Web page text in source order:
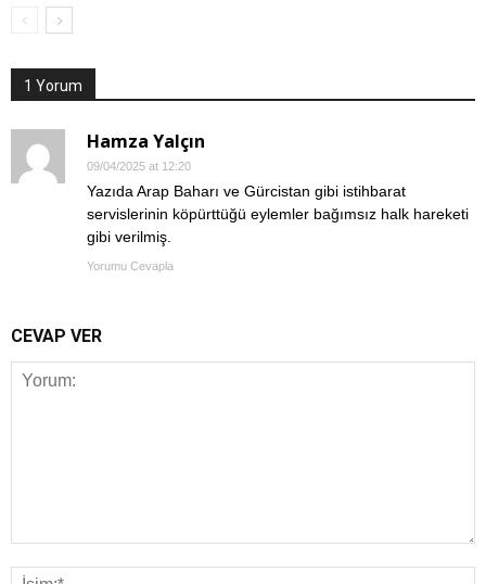
1 Yorum
Hamza Yalçın
09/04/2025 at 12:20
Yazıda Arap Baharı ve Gürcistan gibi istihbarat
servislerinin köpürttüğü eylemler bağımsız halk hareketi
gibi verilmiş.
Yorumu Cevapla
CEVAP VER